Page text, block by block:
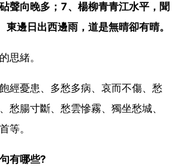
聲向晚多；7、楊柳青青江水平，聞
東邊日出西邊雨，道是無晴卻有晴。
思緒。
經憂患、多愁多病、哀而不傷、愁
愁腸寸斷、愁雲慘霧、獨坐愁城、
等。
有哪些?